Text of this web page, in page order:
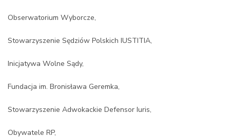
Obserwatorium Wyborcze,
Stowarzyszenie Sędziów Polskich IUSTITIA,
Inicjatywa Wolne Sądy,
Fundacja im. Bronisława Geremka,
Stowarzyszenie Adwokackie Defensor Iuris,
Obywatele RP,